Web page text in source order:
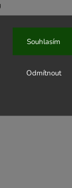
Odmítnout
Souhlasím